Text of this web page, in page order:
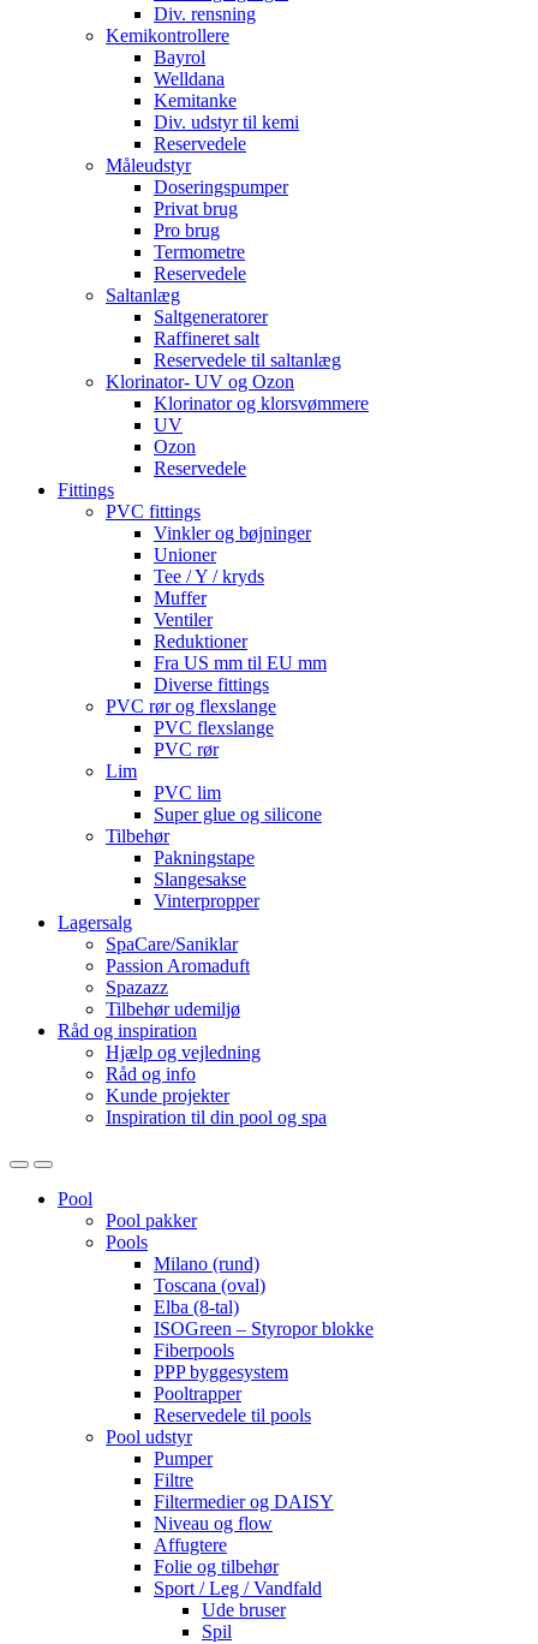
Div. rensning
Kemikontrollere
Bayrol
Welldana
Kemitanke
Div. udstyr til kemi
Reservedele
Måleudstyr
Doseringspumper
Privat brug
Pro brug
Termometre
Reservedele
Saltanlæg
Saltgeneratorer
Raffineret salt
Reservedele til saltanlæg
Klorinator- UV og Ozon
Klorinator og klorsvømmere
UV
Ozon
Reservedele
Fittings
PVC fittings
Vinkler og bøjninger
Unioner
Tee / Y / kryds
Muffer
Ventiler
Reduktioner
Fra US mm til EU mm
Diverse fittings
PVC rør og flexslange
PVC flexslange
PVC rør
Lim
PVC lim
Super glue og silicone
Tilbehør
Pakningstape
Slangesakse
Vinterpropper
Lagersalg
SpaCare/Saniklar
Passion Aromaduft
Spazazz
Tilbehør udemiljø
Råd og inspiration
Hjælp og vejledning
Råd og info
Kunde projekter
Inspiration til din pool og spa
OpenClose
Pool
Pool pakker
Pools
Milano (rund)
Toscana (oval)
Elba (8-tal)
ISOGreen – Styropor blokke
Fiberpools
PPP byggesystem
Pooltrapper
Reservedele til pools
Pool udstyr
Pumper
Filtre
Filtermedier og DAISY
Niveau og flow
Affugtere
Folie og tilbehør
Sport / Leg / Vandfald
Ude bruser
Spil